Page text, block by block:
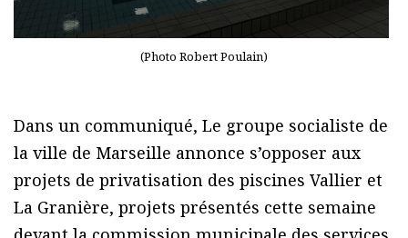
(Photo Robert Poulain)
Dans un communiqué, Le groupe socialiste de
la ville de Marseille annonce s’opposer aux
projets de privatisation des piscines Vallier et
La Granière, projets présentés cette semaine